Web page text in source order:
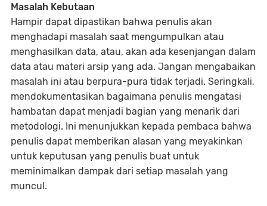
Masalah Kebutaan
Hampir dapat dipastikan bahwa penulis akan
menghadapi masalah saat mengumpulkan atau
menghasilkan data, atau, akan ada kesenjangan dalam
data atau materi arsip yang ada. Jangan mengabaikan
masalah ini atau berpura-pura tidak terjadi. Seringkali,
mendokumentasikan bagaimana penulis mengatasi
hambatan dapat menjadi bagian yang menarik dari
metodologi. Ini menunjukkan kepada pembaca bahwa
penulis dapat memberikan alasan yang meyakinkan
untuk keputusan yang penulis buat untuk
meminimalkan dampak dari setiap masalah yang
muncul.